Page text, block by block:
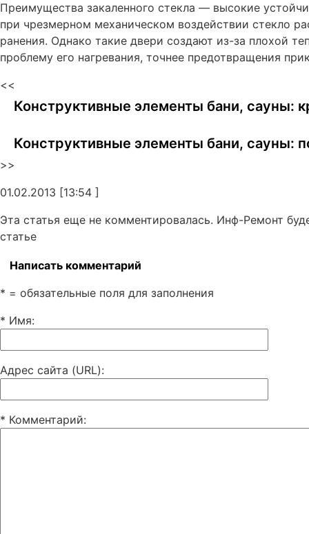
Преимущества закаленного стекла — высокие
при чрезмерном механическом воздействии стекло
ранения. Однако такие двери создают из-за плохой
проблему его нагревания, точнее предотвращения
<<
Конструктивные элементы бани, сауны:
Конструктивные элементы бани, сауны:
>>
01.02.2013 [13:54 ]
Эта статья еще не комментировалась. Инф-Ремонт
статье
Написать комментарий
* = обязательные поля для заполнения
* Имя:
Адрес сайта (URL):
* Комментарий: